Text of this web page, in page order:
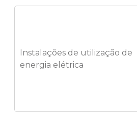
Instalações de utilização de
energia elétrica